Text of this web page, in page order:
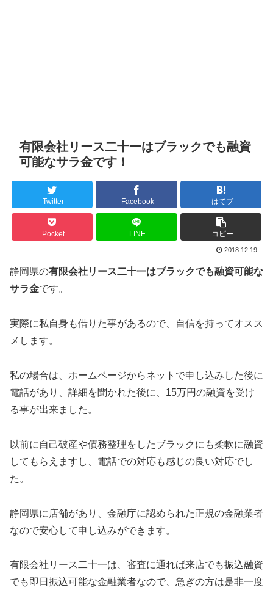
有限会社リース二十一はブラックでも融資
可能なサラ金です！
Twitter Facebook はてブ
Pocket LINE コピー
2018.12.19
静岡県の有限会社リース二十一はブラックでも融資可能な
サラ金です。
実際に私自身も借りた事があるので、自信を持ってオスス
メします。
私の場合は、ホームページからネットで申し込みした後に
電話があり、詳細を聞かれた後に、15万円の融資を受け
る事が出来ました。
以前に自己破産や債務整理をしたブラックにも柔軟に融資
してもらえますし、電話での対応も感じの良い対応でし
た。
静岡県に店舗があり、金融庁に認められた正規の金融業者
なので安心して申し込みができます。
有限会社リース二十一は、審査に通れば来店でも振込融資
でも即日振込可能な金融業者なので、急ぎの方は是非一度